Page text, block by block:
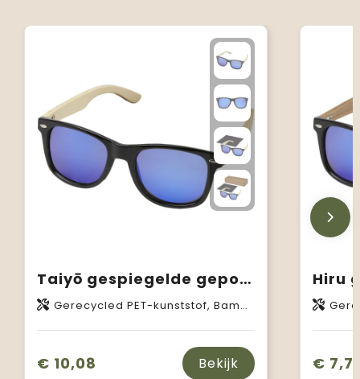
Taiyō gespiegelde gepolariseerde zonnebril van rPET/bamboe in geschenkverpakking
Gerecycled PET-kunststof, Bamboe
€ 10,08 Bekijk €